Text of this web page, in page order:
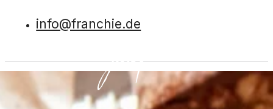
info@franchie.de
Café Josefina Franchise